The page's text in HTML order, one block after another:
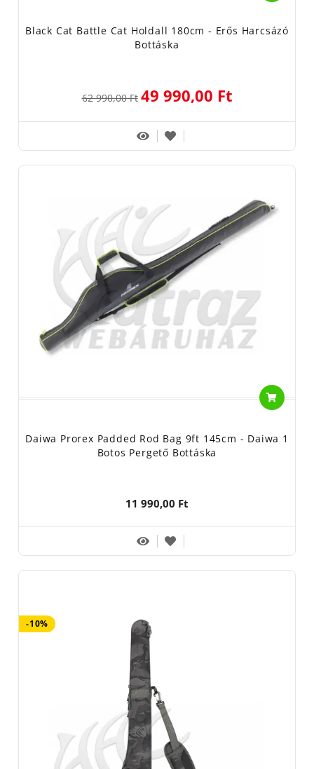
Black Cat Battle Cat Holdall 180cm - Erős Harcsázó
Bottáska
62 990,00 Ft 49 990,00 Ft
Daiwa Prorex Padded Rod Bag 9ft 145cm - Daiwa 1
Botos Pergető Bottáska
11 990,00 Ft
-10%